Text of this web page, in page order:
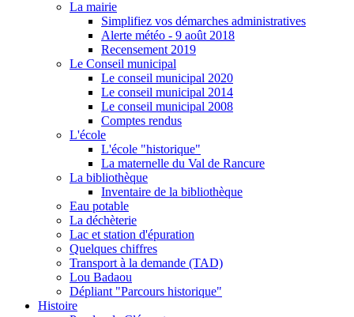
La mairie
Simplifiez vos démarches administratives
Alerte météo - 9 août 2018
Recensement 2019
Le Conseil municipal
Le conseil municipal 2020
Le conseil municipal 2014
Le conseil municipal 2008
Comptes rendus
L'école
L'école "historique"
La maternelle du Val de Rancure
La bibliothèque
Inventaire de la bibliothèque
Eau potable
La déchèterie
Lac et station d'épuration
Quelques chiffres
Transport à la demande (TAD)
Lou Badaou
Dépliant "Parcours historique"
Histoire